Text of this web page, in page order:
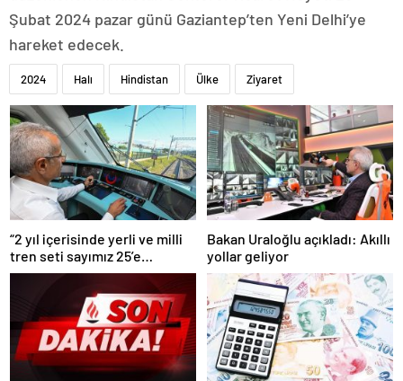
Şubat 2024 pazar günü Gaziantep’ten Yeni Delhi’ye
hareket edecek.
2024 Halı Hindistan Ülke Ziyaret
“2 yıl içerisinde yerli ve milli
tren seti sayımız 25’e
ulaşacak”
Bakan Uraloğlu açıkladı: Akıllı
yollar geliyor